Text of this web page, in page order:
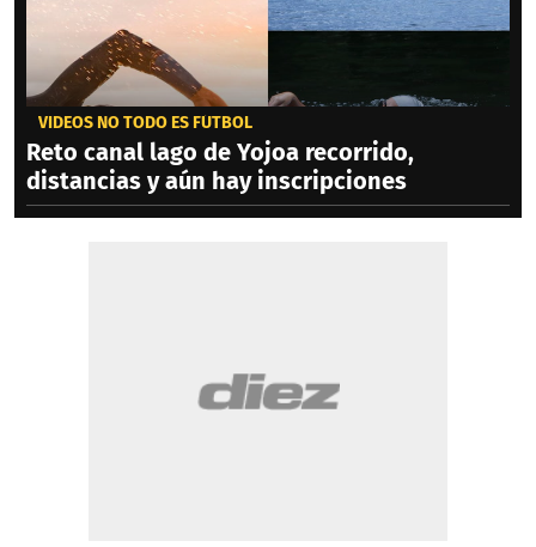
VIDEOS NO TODO ES FÚTBOL
Reto canal lago de Yojoa recorrido,
distancias y aún hay inscripciones